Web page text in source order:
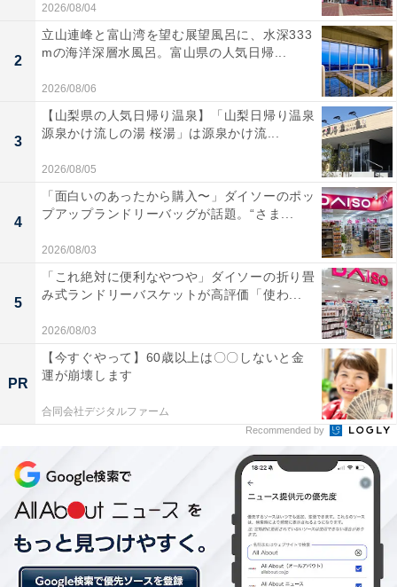
2026/08/04
2
立山連峰と富山湾を望む展望風呂に、水深333
mの海洋深層水風呂。富山県の人気日帰...
2026/08/06
3
【山梨県の人気日帰り温泉】「山梨日帰り温泉
源泉かけ流しの湯 桜湯」は源泉かけ流...
2026/08/05
4
「面白いのあったから購入〜」ダイソーのポッ
プアップランドリーバッグが話題。“さま...
2026/08/03
5
「これ絶対に便利なやつや」ダイソーの折り畳
み式ランドリーバスケットが高評価「使わ...
2026/08/03
PR
【今すぐやって】60歳以上は〇〇しないと金
運が崩壊します
合同会社デジタルファーム
Recommended by